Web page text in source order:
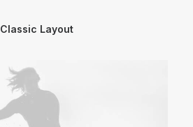
Classic Layout